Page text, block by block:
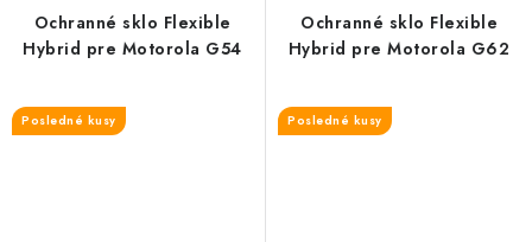
Ochranné sklo Flexible
Hybrid pre Motorola G54
Posledné kusy
Ochranné sklo Flexible
Hybrid pre Motorola G62
Posledné kusy